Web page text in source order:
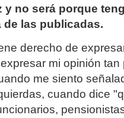
y no será porque
de las publicadas.
derecho de
mi opinión
me siento
cuando dice